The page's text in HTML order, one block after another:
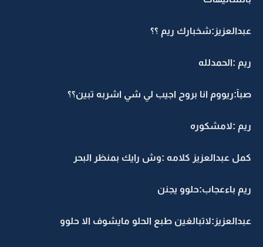
عبدالعزيز:شخبارك ريم ؟؟
ريم :الحمدلله
صبآ:ريووم انا بروح اجيب لي شي اشربه تبين؟؟
ريم :لامشكوره
كمل عبدالعزيز كلامه :وش رايك بمنظر البحر
ريم باءعجاب:حلوو يجنن
عبدالعزيز:لاتبالغين طبع الحلو مايشوف الا حلوو